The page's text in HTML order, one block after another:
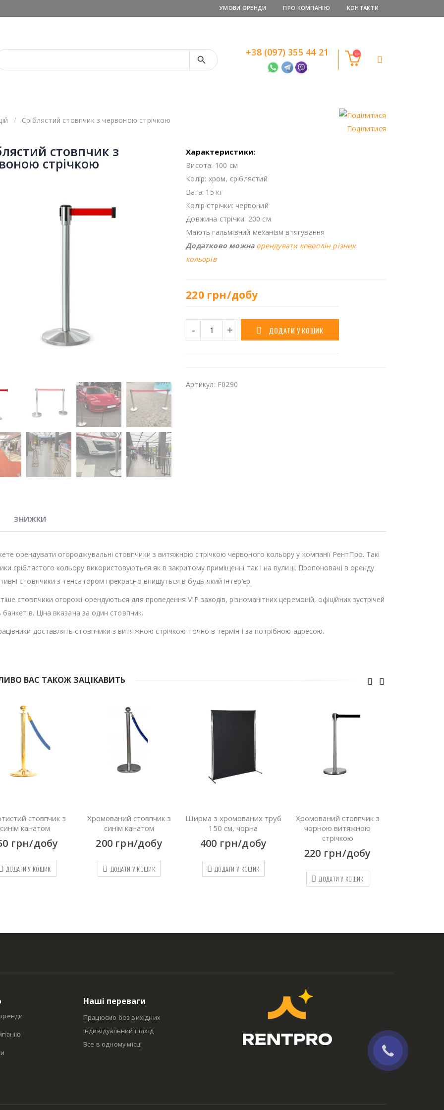
УМОВИ ОРЕНДИ ПРО КОМПАНІЮ КОНТАКТИ
Search Button +38 (097) 355 44 21
Сріблястий стовпчик з червоною стрічкою
Поділитися
стовпчик з
стрічкою
Характеристики:
Висота: 100 см
Колір: хром, сріблястий
Вага: 15 кг
Колір стрічки: червоний
Довжина стрічки: 200 см
Мають гальмівний механізм втягування
Додатково можна орендувати ковролін різних
кольорів
220 грн/добу
ДОДАТИ У КОШИК
Артикул: F0290
ЗНИЖКИ
орендувати огороджувальні стовпчики з витяжною стрічкою червоного кольору у компанії РентПро. Такі
сріблястого кольору використовуються як в закритому приміщенні так і на вулиці. Пропоновані в оренду
стовпчики з тенсатором прекрасно впишуться в будь-який інтер’єр.
стовпчики огорожі орендуються для проведення VIP заходів, різноманітних церемоній, офіційних зустрічей
банкетів. Ціна вказана за один стовпчик.
доставлять стовпчики з витяжною стрічкою точно в термін і за потрібною адресою.
ВАС ТАКОЖ ЗАЦІКАВИТЬ
стовпчик з
синім канатом
грн/добу
ДОДАТИ У КОШИК
Хромований стовпчик з
синім канатом
200 грн/добу
ДОДАТИ У КОШИК
Ширма з хромованих труб
150 см, чорна
400 грн/добу
ДОДАТИ У КОШИК
Хромований стовпчик з
чорною витяжною
стрічкою
220 грн/добу
ДОДАТИ У КОШИК
Наші переваги
Працюємо без вихідних
Індивідуальний підхід
Все в одному місці